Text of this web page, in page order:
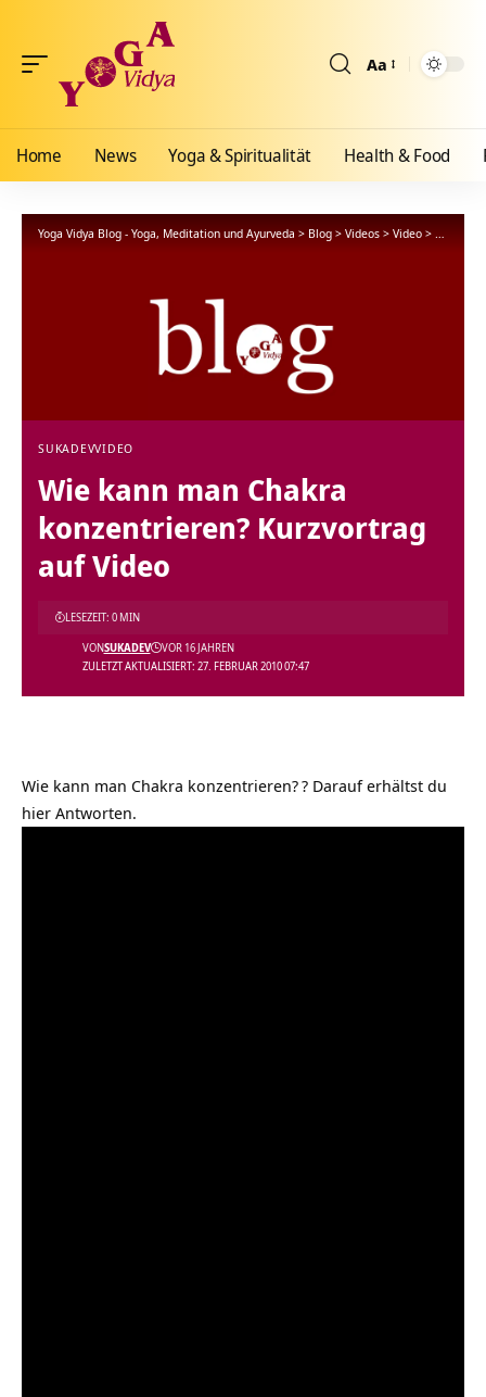
Aa
Home News Yoga & Spiritualität Health & Food
Yoga Vidya Blog - Yoga, Meditation und Ayurveda > Blog > Videos > Video > Wie
SUKADEVVIDEO
Wie kann man Chakra
konzentrieren? Kurzvortrag
auf Video
ZULETZT AKTUALISIERT: 27. FEBRUAR 2010 07:47
VONSUKADEV VOR 16 JAHREN
LESEZEIT: 0 MIN
Wie kann man Chakra konzentrieren?? Darauf erhältst du
hier Antworten.